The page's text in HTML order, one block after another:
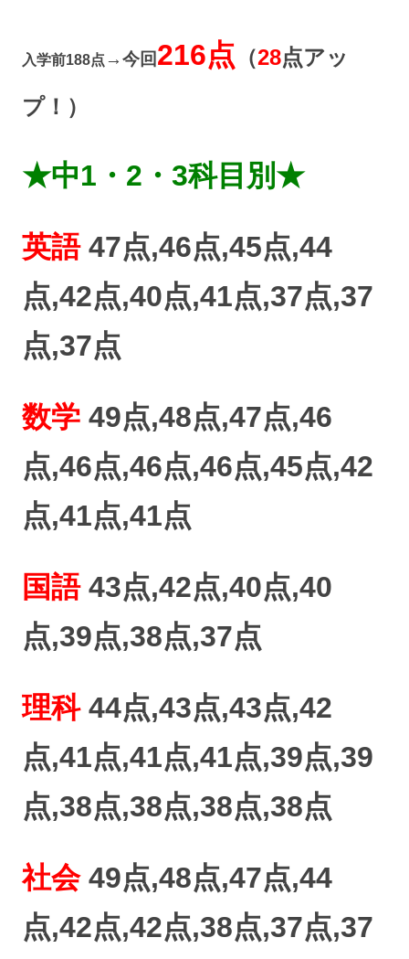
入学前188点 →今回216点 （28点アッ
プ！）
★中1・2・3科目別★
英語 47点,46点,45点,44
点,42点,40点,41点,37点,37
点,37点
数学 49点,48点,47点,46
点,46点,46点,46点,45点,42
点,41点,41点
国語43点,42点,40点,40
点,39点,38点,37点
理科44点,43点,43点,42
点,41点,41点,41点,39点,39
点,38点,38点,38点,38点
社会49点,48点,47点,44
点,42点,42点,38点,37点,37